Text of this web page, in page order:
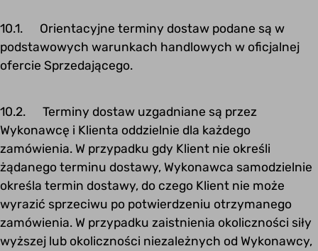
10.1. Orientacyjne terminy dostaw podane są w
podstawowych warunkach handlowych w oficjalnej
ofercie Sprzedającego.
10.2. Terminy dostaw uzgadniane są przez
Wykonawcę i Klienta oddzielnie dla każdego
zamówienia. W przypadku gdy Klient nie określi
żądanego terminu dostawy, Wykonawca samodzielnie
określa termin dostawy, do czego Klient nie może
wyrazić sprzeciwu po potwierdzeniu otrzymanego
zamówienia. W przypadku zaistnienia okoliczności siły
wyższej lub okoliczności niezależnych od Wykonawcy,